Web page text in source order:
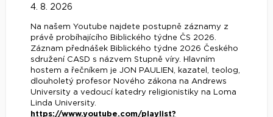
4. 8. 2026
Na našem Youtube najdete postupně záznamy z
právě probíhajícího Biblického týdne ČS 2026.
Záznam přednášek Biblického týdne 2026 Českého
sdružení CASD s názvem Stupně víry. Hlavním
hostem a řečníkem je JON PAULIEN, kazatel, teolog,
dlouholetý profesor Nového zákona na Andrews
University a vedoucí katedry religionistiky na Loma
Linda University.
https://www.youtube.com/playlist?